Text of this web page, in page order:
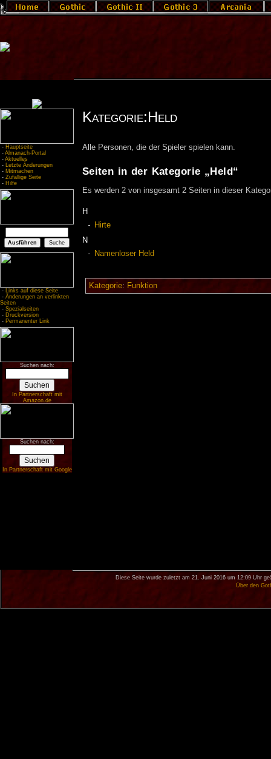
- Hauptseite
- Almanach-Portal
- Aktuelles
- Letzte Änderungen
- Mitmachen
- Zufällige Seite
- Hilfe
- Links auf diese Seite
- Änderungen an verlinkten
Seiten
- Spezialseiten
- Druckversion
- Permanenter Link
Suchen nach:
In Partnerschaft mit
Amazon.de
Suchen nach:
In Partnerschaft mit Google
Kategorie:Held
Alle Personen, die der Spieler spielen kann.
Seiten in der Kategorie „Held“
Es werden 2 von insgesamt 2 Seiten in dieser
H
Hirte
N
Namenloser Held
Kategorie: Funktion
Diese Seite wurde zuletzt am 21. Juni 2016 um 12:09 Uhr
Über den